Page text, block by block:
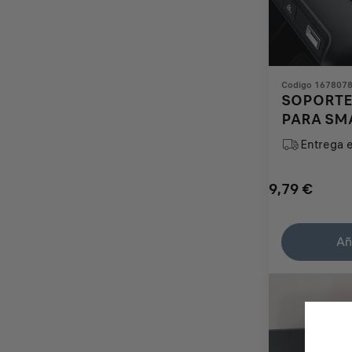
Codigo
PARA
Entrega
9,79€
Price
9,79
Quantity
updated